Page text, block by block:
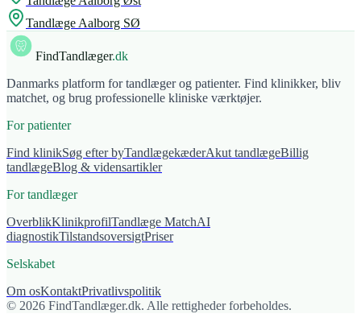
Tandlæge Aalborg SØ
FindTandlæger.dk
Danmarks platform for tandlæger og patienter. Find klinikker, bliv
matchet, og brug professionelle kliniske værktøjer.
For patienter
Find klinikSøg efter byTandlægekæderAkut tandlægeBillig
tandlægeBlog & vidensartikler
For tandlæger
OverblikKlinikprofilTandlæge MatchAI
diagnostikTilstandsoversigtPriser
Selskabet
Om osKontaktPrivatlivspolitik
© 2026 FindTandlæger.dk. Alle rettigheder forbeholdes.